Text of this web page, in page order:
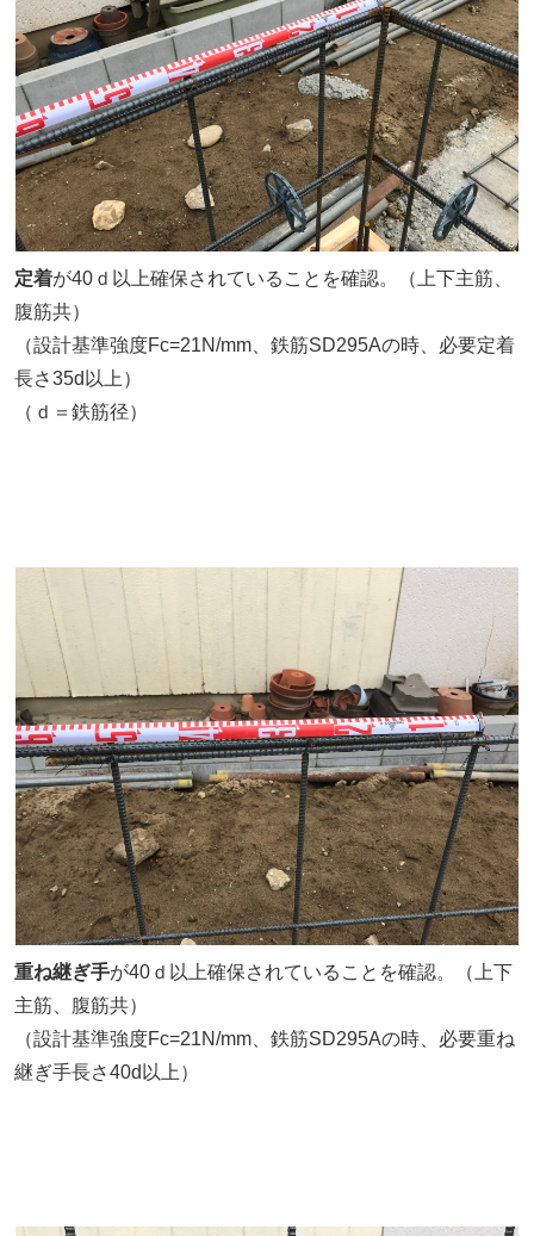
定着が40ｄ以上確保されていることを確認。（上下主筋、
腹筋共）
（設計基準強度Fc=21N/mm、鉄筋SD295Aの時、必要定着
長さ35d以上）
（ｄ＝鉄筋径）
重ね継ぎ手が40ｄ以上確保されていることを確認。（上下
主筋、腹筋共）
（設計基準強度Fc=21N/mm、鉄筋SD295Aの時、必要重ね
継ぎ手長さ40d以上）